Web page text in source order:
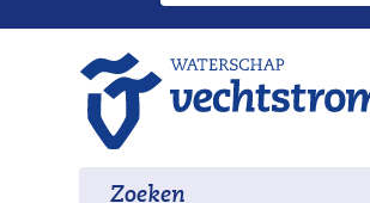
cookies
deze
website
worden
toegestaan
naar
Zoeken